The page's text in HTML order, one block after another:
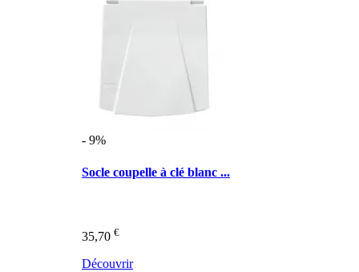
- 9%
Socle coupelle à clé blanc ...
35,70 €
Découvrir